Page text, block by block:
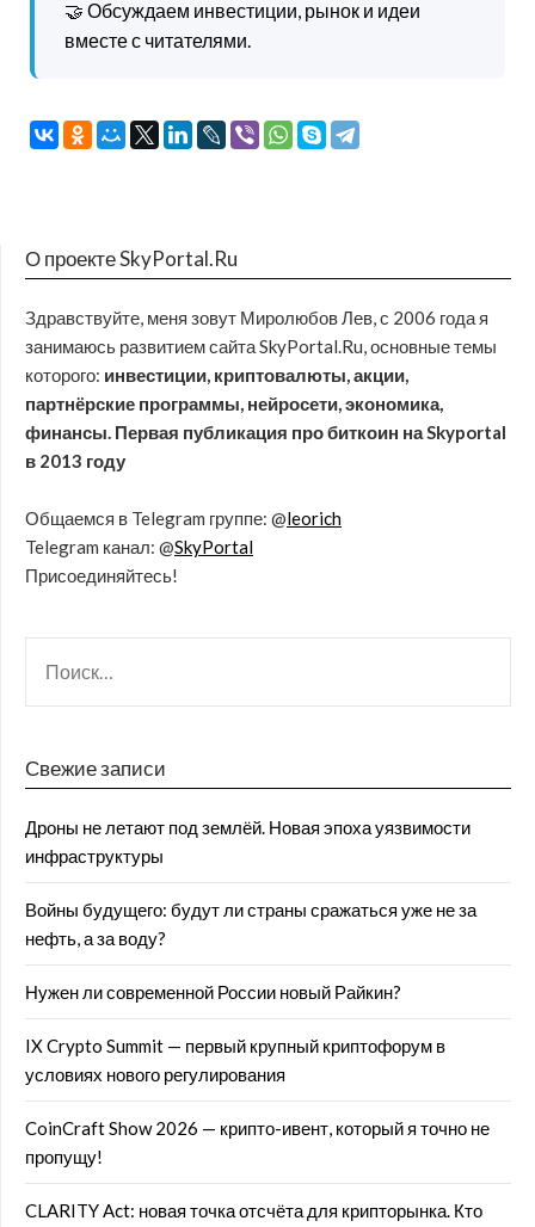
🤝 Обсуждаем инвестиции, рынок и идеи
вместе с читателями.
О проекте SkyPortal.Ru
Здравствуйте, меня зовут Миролюбов Лев, с 2006 года я
занимаюсь развитием сайта SkyPortal.Ru, основные темы
которого: инвестиции, криптовалюты, акции,
партнёрские программы, нейросети, экономика,
финансы. Первая публикация про биткоин на Skyportal
в 2013 году
Общаемся в Telegram группе: @leorich
Telegram канал: @SkyPortal
Присоединяйтесь!
Свежие записи
Дроны не летают под землёй. Новая эпоха уязвимости
инфраструктуры
Войны будущего: будут ли страны сражаться уже не за
нефть, а за воду?
Нужен ли современной России новый Райкин?
IX Crypto Summit — первый крупный криптофорум в
условиях нового регулирования
CoinCraft Show 2026 — крипто-ивент, который я точно не
пропущу!
CLARITY Act: новая точка отсчёта для крипторынка. Кто